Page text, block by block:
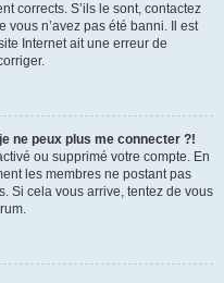
corrects. S’ils le sont, contactez
n’avez pas été banni. Il est
Internet ait une erreur de
ne peux plus me connecter ?!
ou supprimé votre compte. En
les membres ne postant pas
Si cela vous arrive, tentez de vous